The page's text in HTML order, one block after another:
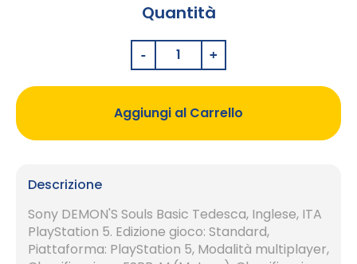
Quantità
Aggiungi al Carrello
Descrizione
Sony DEMON'S Souls Basic Tedesca, Inglese, ITA
PlayStation 5. Edizione gioco: Standard,
Piattaforma: PlayStation 5, Modalità multiplayer,